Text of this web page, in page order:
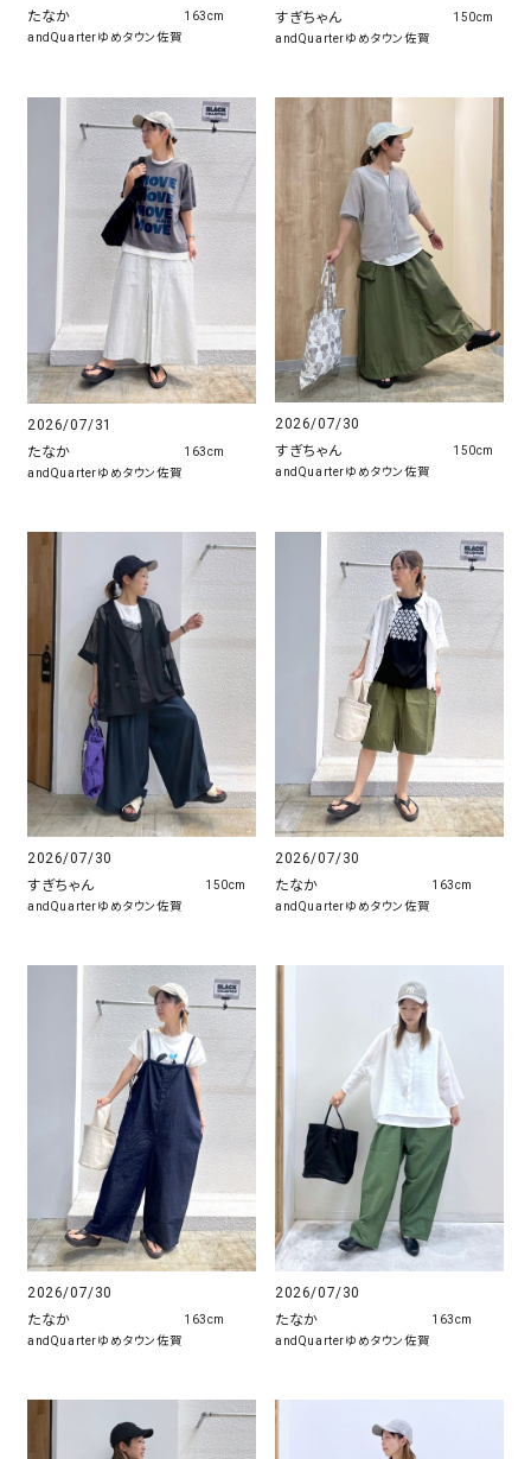
たなか
andQuarterゆめタウン佐賀
163cm
すぎちゃん
andQuarterゆめタウン佐賀
150cm
2026/07/31
たなか
andQuarterゆめタウン佐賀
163cm
2026/07/30
すぎちゃん
andQuarterゆめタウン佐賀
150cm
2026/07/30
すぎちゃん
andQuarterゆめタウン佐賀
150cm
2026/07/30
たなか
andQuarterゆめタウン佐賀
163cm
2026/07/30
たなか
andQuarterゆめタウン佐賀
163cm
2026/07/30
たなか
andQuarterゆめタウン佐賀
163cm